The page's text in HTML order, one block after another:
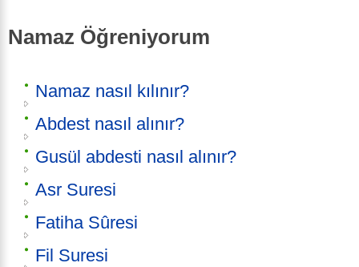
Namaz Öğreniyorum
Namaz nasıl kılınır?
Abdest nasıl alınır?
Gusül abdesti nasıl alınır?
Asr Suresi
Fatiha Sûresi
Fil Suresi